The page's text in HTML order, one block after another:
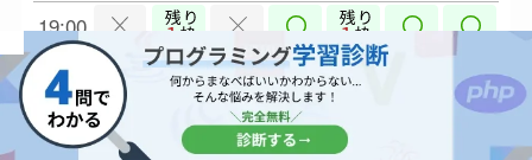
19:00
20:00
21:00